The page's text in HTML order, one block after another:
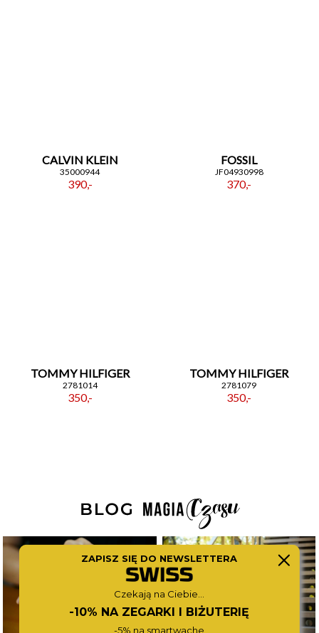
CALVIN KLEIN
35000944
390,-
FOSSIL
JF04930998
370,-
TOMMY HILFIGER
2781014
350,-
TOMMY HILFIGER
2781079
350,-
ZAPISZ SIĘ DO NEWSLETTERA
Czekają na Ciebie...
-10% NA ZEGARKI I BIŻUTERIĘ
-5% na smartwache